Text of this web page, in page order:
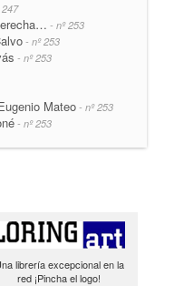
247
- nº 253
- nº 253
- nº 253
Mateo- nº 253
- nº 253
librería excepcional en la
red ¡Pincha el logo!